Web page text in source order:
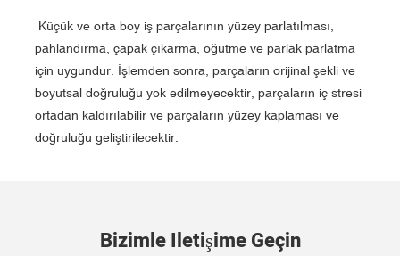
Küçük ve orta boy iş parçalarının yüzey parlatılması,
pahlandırma, çapak çıkarma, öğütme ve parlak parlatma
için uygundur. İşlemden sonra, parçaların orijinal şekli ve
boyutsal doğruluğu yok edilmeyecektir, parçaların iç stresi
ortadan kaldırılabilir ve parçaların yüzey kaplaması ve
doğruluğu geliştirilecektir.
Bizimle Iletişime Geçin